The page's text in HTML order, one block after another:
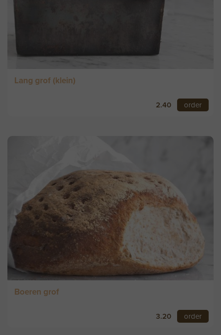
Lang grof (klein)
2.40 order
Boeren grof
3.20 order